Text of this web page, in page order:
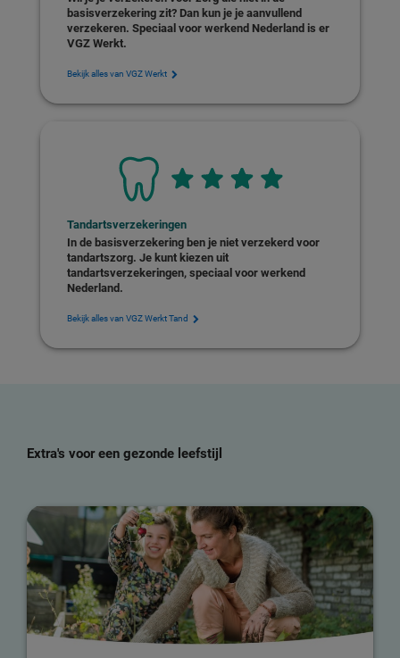
basisverzekering zit? Dan kun je je aanvullend
verzekeren. Speciaal voor werkend Nederland is er
VGZ Werkt.
Bekijk alles van VGZ Werkt
Tandartsverzekeringen
In de basisverzekering ben je niet verzekerd voor
tandartszorg. Je kunt kiezen uit
tandartsverzekeringen, speciaal voor werkend
Nederland.
Bekijk alles van VGZ Werkt Tand
Extra's voor een gezonde leefstijl